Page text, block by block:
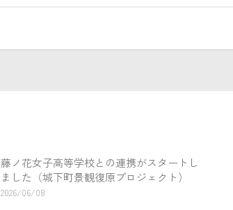
藤ノ花女子高等学校との連携がスタートし
ました（城下町景観復原プロジェクト）
2026/06/08